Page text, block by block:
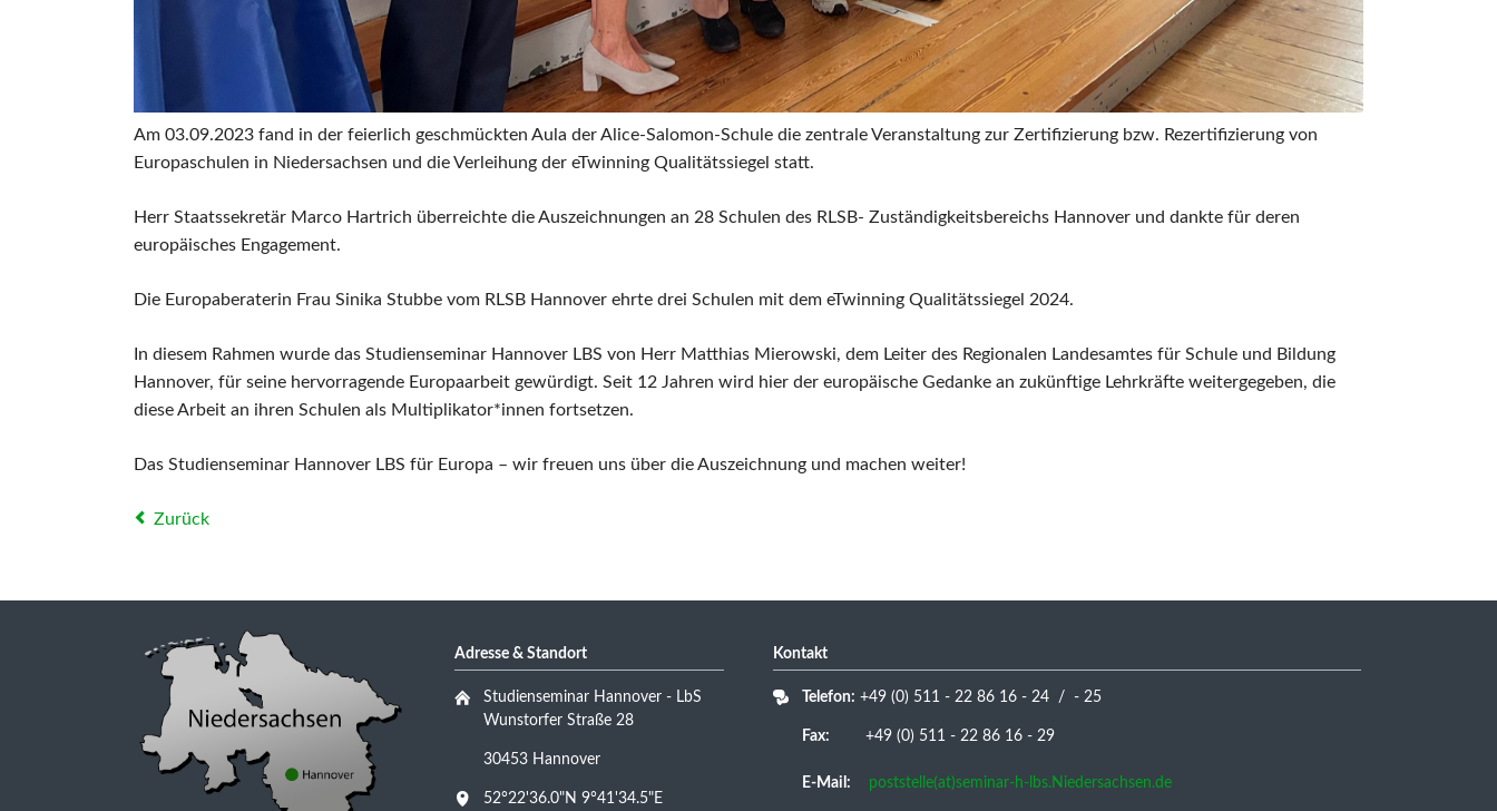
Am 03.09.2023 fand in der feierlich geschmückten Aula der Alice-Salomon-Schule die zentrale Veranstaltung zur Zertifizierung bzw. Rezertifizierung von
Europaschulen in Niedersachsen und die Verleihung der eTwinning Qualitätssiegel statt.
Herr Staatssekretär Marco Hartrich überreichte die Auszeichnungen an 28 Schulen des RLSB- Zuständigkeitsbereichs Hannover und dankte für deren
europäisches Engagement.
Die Europaberaterin Frau Sinika Stubbe vom RLSB Hannover ehrte drei Schulen mit dem eTwinning Qualitätssiegel 2024.
In diesem Rahmen wurde das Studienseminar Hannover LBS von Herr Matthias Mierowski, dem Leiter des Regionalen Landesamtes für Schule und Bildung
Hannover, für seine hervorragende Europaarbeit gewürdigt. Seit 12 Jahren wird hier der europäische Gedanke an zukünftige Lehrkräfte weitergegeben, die
diese Arbeit an ihren Schulen als Multiplikator*innen fortsetzen.
Das Studienseminar Hannover LBS für Europa – wir freuen uns über die Auszeichnung und machen weiter!
Zurück
Adresse & Standort
Studienseminar Hannover - LbS
Wunstorfer Straße 28
30453 Hannover
52°22'36.0"N 9°41'34.5"E
Kontakt
Telefon: +49 (0) 511 - 22 86 16 - 24 / - 25
Fax: +49 (0) 511 - 22 86 16 - 29
E-Mail: poststelle(at)seminar-h-lbs.Niedersachsen.de